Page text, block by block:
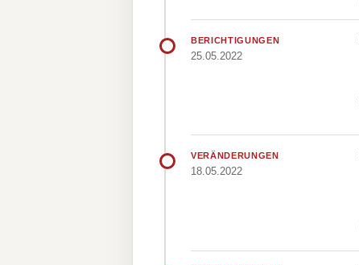
BERICHTIGUNGEN
25.05.2022
VERÄNDERUNGEN
18.05.2022